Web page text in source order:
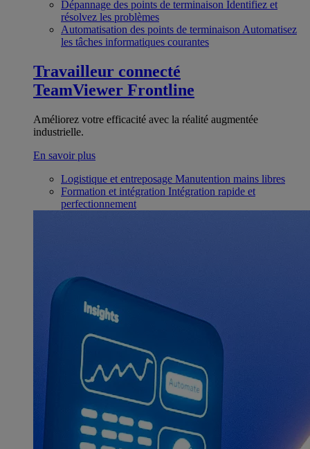
Dépannage des points de terminaison Identifiez et
résolvez les problèmes
Automatisation des points de terminaison Automatisez
les tâches informatiques courantes
Travailleur connecté
TeamViewer Frontline
Améliorez votre efficacité avec la réalité augmentée
industrielle.
En savoir plus
Logistique et entreposage Manutention mains libres
Formation et intégration Intégration rapide et
perfectionnement